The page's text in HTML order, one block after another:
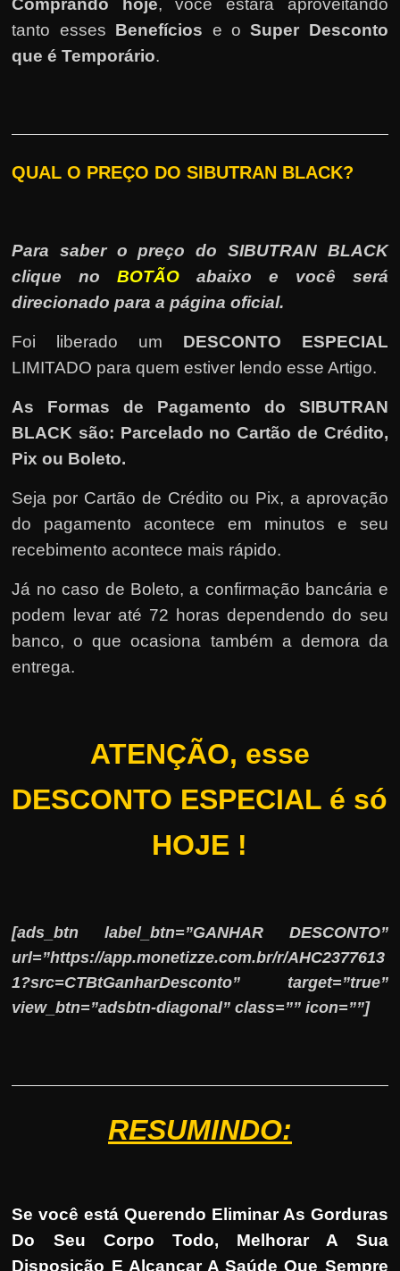
Comprando hoje, você estará aproveitando
tanto esses Benefícios e oSuper Desconto
que é Temporário.
QUAL O PREÇO DO SIBUTRAN BLACK?
Para saber o preço do SIBUTRAN BLACK
clique noBOTÃO abaixo e você será
direcionado para a página oficial.
Foi liberado um DESCONTO ESPECIAL
LIMITADO para quem estiver lendo esse Artigo.
As Formas de Pagamento do SIBUTRAN
BLACK são: Parcelado no Cartão de Crédito,
Pix ou Boleto.
Seja por Cartão de Crédito ou Pix, a aprovação
do pagamento acontece em minutos e seu
recebimento acontece mais rápido.
Já no caso de Boleto, a confirmação bancária e
podem levar até 72 horas dependendo do seu
banco, o que ocasiona também a demora da
entrega.
ATENÇÃO, esse
DESCONTO ESPECIAL é só
HOJE !
[ads_btn label_btn=”GANHAR DESCONTO”
url=”https://app.monetizze.com.br/r/AHC2377613
1?src=CTBtGanharDesconto” target=”true”
view_btn=”adsbtn-diagonal” class=”” icon=””]
RESUMINDO:
Se você está Querendo Eliminar As Gorduras
Do Seu Corpo Todo, Melhorar A Sua
Disposição E Alcançar A Saúde Que Sempre